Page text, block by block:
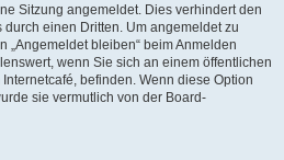
Sitzung angemeldet. Dies verhindert den
einen Dritten. Um angemeldet zu
„Angemeldet bleiben“ beim Anmelden
wenn Sie sich an einem öffentlichen
befinden. Wenn diese Option
sie vermutlich von der Board-